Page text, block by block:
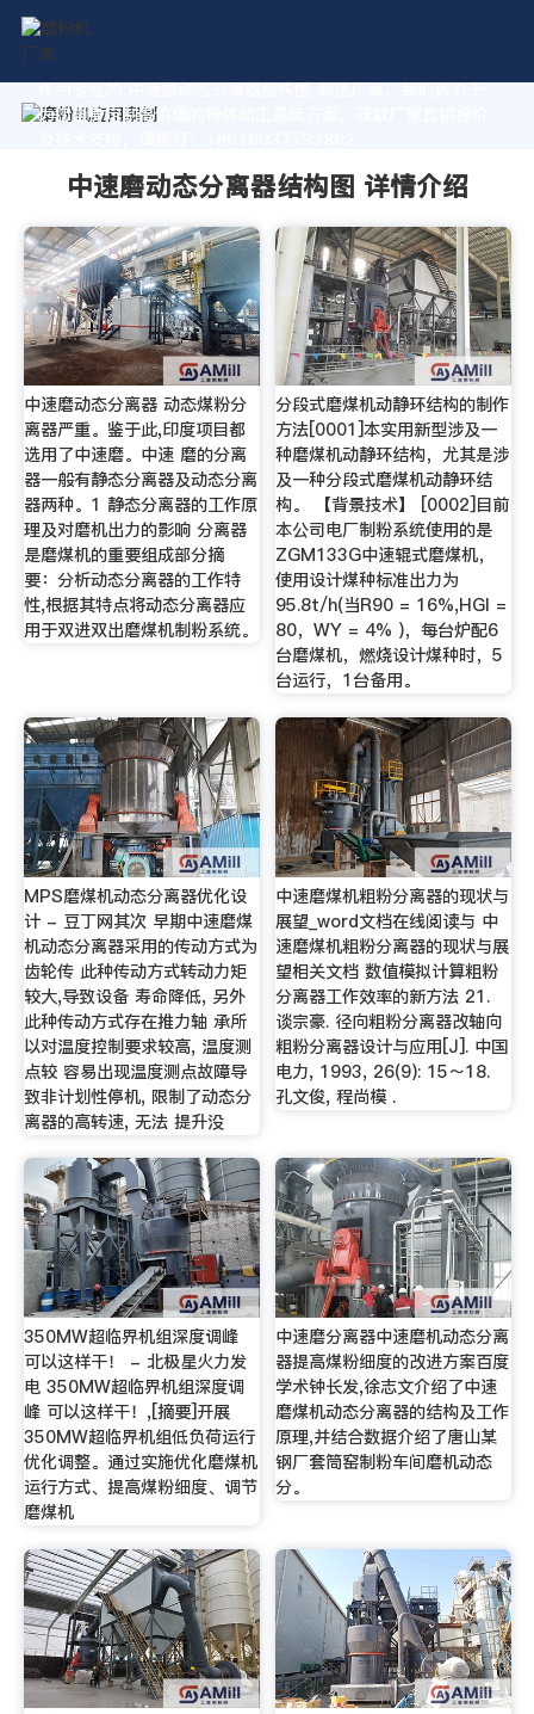
作为专业的 中速磨动态分离器结构图 制造厂家，我们致力于
为您量身定制高价值的粉体加工系统方案。获取厂家直销报价
中速磨动态分离器结构图 详情介绍
中速磨动态分离器 动态煤粉分
离器严重。鉴于此,印度项目都
选用了中速磨。中速 磨的分离
器一般有静态分离器及动态分离
器两种。1 静态分离器的工作原
理及对磨机出力的影响 分离器
是磨煤机的重要组成部分摘
要：分析动态分离器的工作特
性,根据其特点将动态分离器应
用于双进双出磨煤机制粉系统。
分段式磨煤机动静环结构的制作
方法[0001]本实用新型涉及一
种磨煤机动静环结构，尤其是涉
及一种分段式磨煤机动静环结
构。 【背景技术】 [0002]目前
本公司电厂制粉系统使用的是
ZGM133G中速辊式磨煤机，
使用设计煤种标准出力为
95.8t/h(当R90 = 16%,HGI =
80，WY = 4% )，每台炉配6
台磨煤机，燃烧设计煤种时，5
台运行，1台备用。
MPS磨煤机动态分离器优化设
计 - 豆丁网其次 早期中速磨煤
机动态分离器采用的传动方式为
齿轮传 此种传动方式转动力矩
较大,导致设备 寿命降低, 另外
此种传动方式存在推力轴 承所
以对温度控制要求较高, 温度测
点较 容易出现温度测点故障导
致非计划性停机, 限制了动态分
离器的高转速, 无法 提升没
中速磨煤机粗粉分离器的现状与
展望_word文档在线阅读与 中
速磨煤机粗粉分离器的现状与展
望相关文档 数值模拟计算粗粉
分离器工作效率的新方法 21.
谈宗豪. 径向粗粉分离器改轴向
粗粉分离器设计与应用[J]. 中国
电力, 1993, 26(9): 15～18.
孔文俊, 程尚模 .
350MW超临界机组深度调峰
可以这样干！ - 北极星火力发
电 350MW超临界机组深度调
峰 可以这样干！,[摘要]开展
350MW超临界机组低负荷运行
优化调整。通过实施优化磨煤机
运行方式、提高煤粉细度、调节
磨煤机
中速磨分离器中速磨机动态分离
器提高煤粉细度的改进方案百度
学术钟长发,徐志文介绍了中速
磨煤机动态分离器的结构及工作
原理,并结合数据介绍了唐山某
钢厂套筒窑制粉车间磨机动态
分。